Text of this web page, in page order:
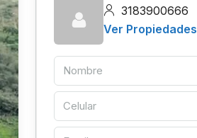
3183900666
Ver Propiedades